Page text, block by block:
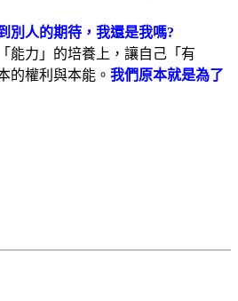
別人的期待，我還是我嗎?
能力」的培養上，讓自己「有
的權利與本能。 我們原本就是為了